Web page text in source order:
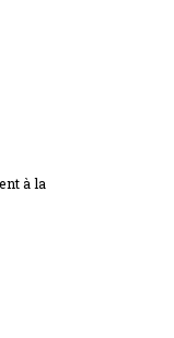
à la